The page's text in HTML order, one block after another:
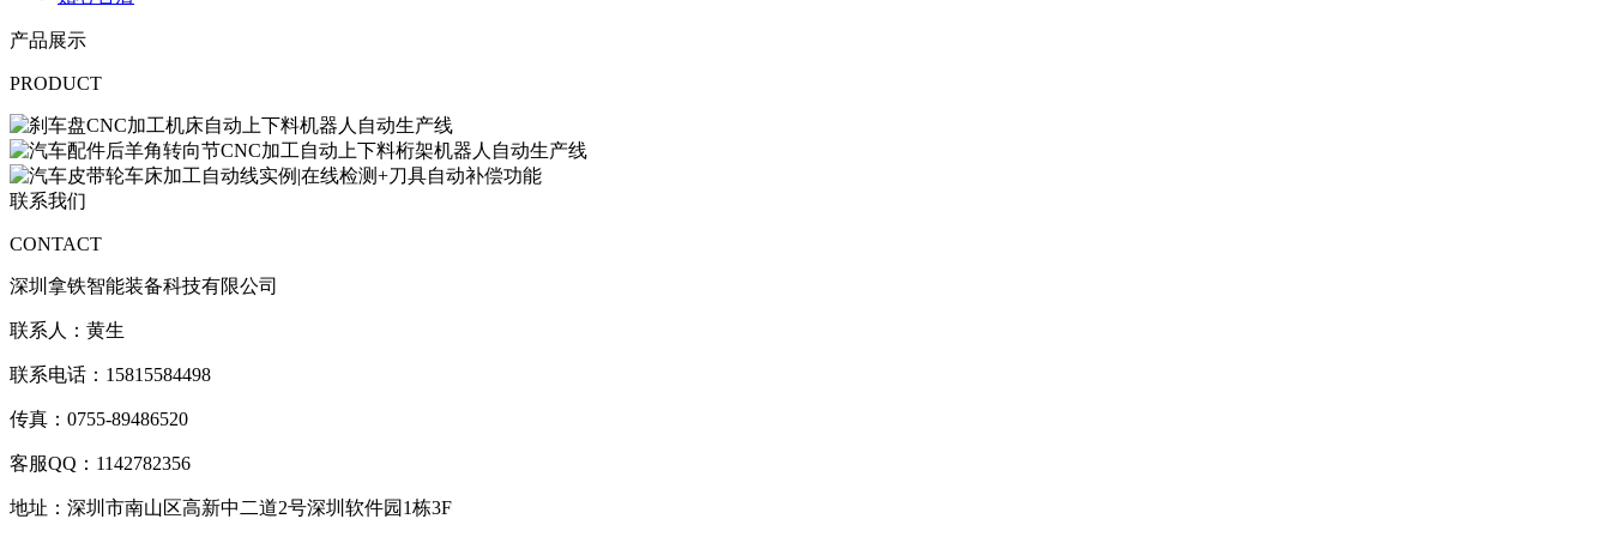
产品展示
PRODUCT
联系我们
CONTACT
深圳拿铁智能装备科技有限公司
联系人：黄生
联系电话：15815584498
传真：0755-89486520
客服QQ：1142782356
地址：深圳市南山区高新中二道2号深圳软件园1栋3F